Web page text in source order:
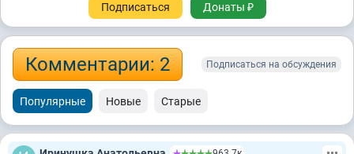
Подписаться Донаты ₽
Комментарии: 2 Подписаться на обсуждения
Популярные Новые Старые